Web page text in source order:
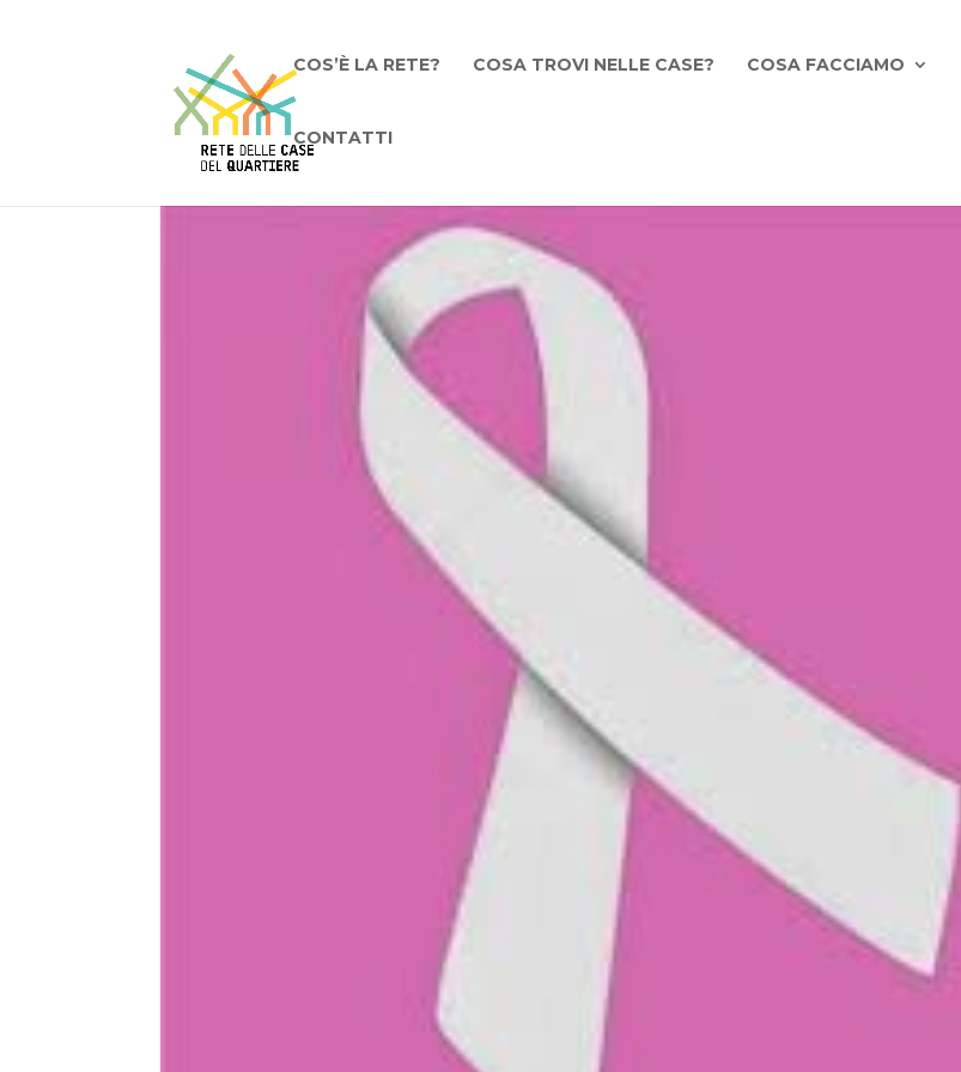
COS’È LA RETE? COSA TROVI NELLE CASE? COSA FACCIAMO
CONTATTI